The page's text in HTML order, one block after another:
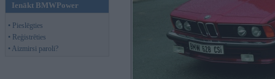
Ienākt BMWPower
• Pieslēgties
• Reģistrēties
• Aizmirsi paroli?